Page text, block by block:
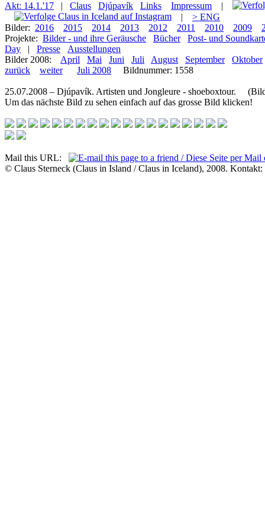
Akt: 14.1.'17
| Claus Djúpavík Links Impressum
|
|
> ENG
Bilder: 2016 2015 2014 2013 2012 2011 2010 2009
Projekte: Bilder - und ihre Geräusche Bücher
Post- und
Day
| Presse
Ausstellungen
Bilder 2008:
April Mai Juni Juli August September
Oktober
zurück
weiter Juli 2008 Bildnummer: 1558
25.07.2008 – Djúpavík. Artisten und Jongleure - shoeboxtour.
Um das nächste Bild zu sehen einfach auf das grosse Bild klicken!
Mail this URL:
© Claus Sterneck (Claus in Island / Claus in Iceland), 2008. Kontakt: